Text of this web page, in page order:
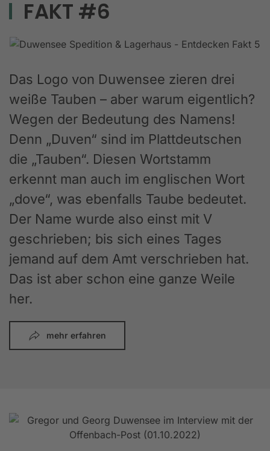
FAKT #6
Das Logo von Duwensee zieren drei
weiße Tauben – aber warum eigentlich?
Wegen der Bedeutung des Namens!
Denn „Duven“ sind im Plattdeutschen
die „Tauben“. Diesen Wortstamm
erkennt man auch im englischen Wort
„dove“, was ebenfalls Taube bedeutet.
Der Name wurde also einst mit V
geschrieben; bis sich eines Tages
jemand auf dem Amt verschrieben hat.
Das ist aber schon eine ganze Weile
her.
mehr erfahren